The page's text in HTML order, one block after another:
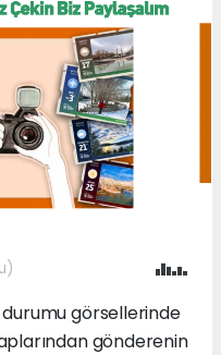
görsellerinde
gönderenin